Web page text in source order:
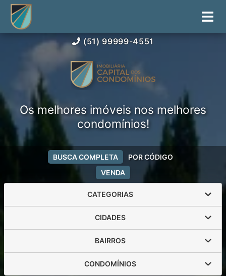
(51) 99999-4551
Os melhores imóveis nos melhores
condomínios!
VENDA
BUSCA COMPLETA POR CÓDIGO
CATEGORIAS
CIDADES
BAIRROS
CONDOMÍNIOS